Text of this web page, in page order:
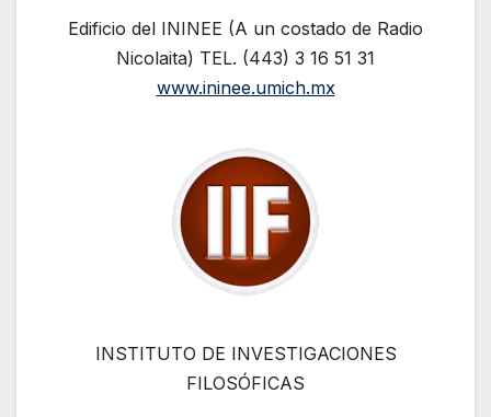
Edificio del ININEE (A un costado de Radio
Nicolaita) TEL. (443) 3 16 51 31
www.ininee.umich.mx
INSTITUTO DE INVESTIGACIONES
FILOSÓFICAS